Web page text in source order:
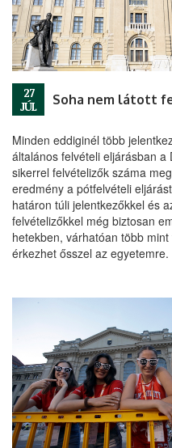
27
JÚL
Minden eddiginél több
általános felvételi eljárásban a
sikerrel felvételizők száma
eredmény a pótfelvételi
határon túli jelentkezőkkel és
felvételizőkkel még biztosan
hetekben, várhatóan több
érkezhet ősszel az egyetemre.